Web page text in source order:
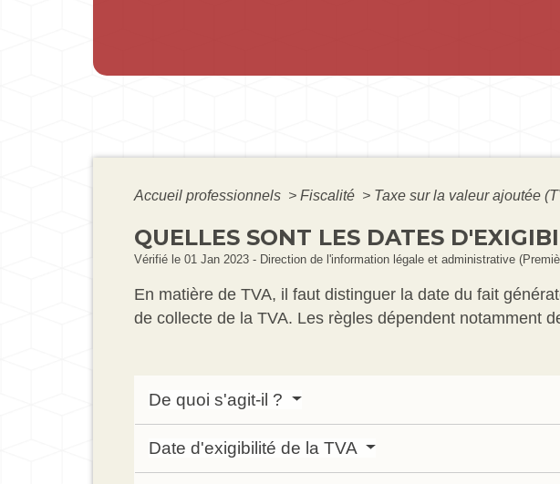
Accueil professionnels > Fiscalité > Taxe sur la valeur ajoutée
QUELLES SONT LES DATES
Vérifié le 01 Jan 2023 - Direction de l'information légale et administrative
En matière de TVA, il faut distinguer la date du fait
de collecte de la TVA. Les règles dépendent notamment
De quoi s'agit-il ?
Date d'exigibilité de la TVA